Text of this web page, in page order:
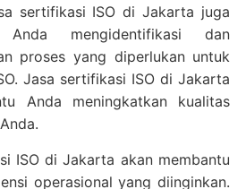
sertifikasi ISO di Jakarta juga
mengidentifikasi dan
proses yang diperlukan untuk
Jasa sertifikasi ISO di Jakarta
Anda meningkatkan kualitas
ISO di Jakarta akan membantu
operasional yang diinginkan.